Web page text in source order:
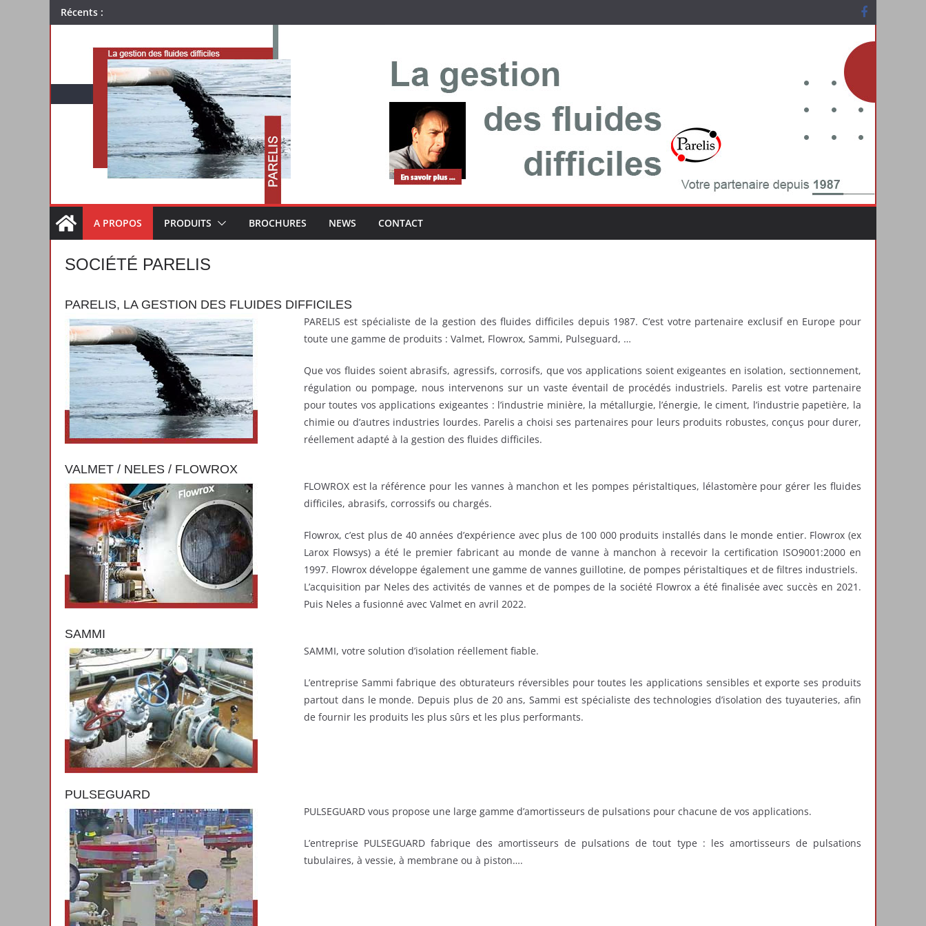
Passer
au
Récents :
A PROPOS PRODUITS BROCHURES NEWS CONTACT
SOCIÉTÉ PARELIS
PARELIS, LA GESTION DES FLUIDES DIFFICILES
PARELIS est spécialiste de la gestion des fluides difficiles depuis 1987. C’est votre partenaire exclusif en Europe pour
toute une gamme de produits : Valmet, Flowrox, Sammi, Pulseguard, …
Que vos fluides soient abrasifs, agressifs, corrosifs, que vos applications soient exigeantes en isolation, sectionnement,
régulation ou pompage, nous intervenons sur un vaste éventail de procédés industriels. Parelis est votre partenaire
pour toutes vos applications exigeantes : l’industrie minière, la métallurgie, l’énergie, le ciment, l’industrie papetière, la
chimie ou d’autres industries lourdes. Parelis a choisi ses partenaires pour leurs produits robustes, conçus pour durer,
réellement adapté à la gestion des fluides difficiles.
VALMET / NELES / FLOWROX
FLOWROX est la référence pour les vannes à manchon et les pompes péristaltiques, lélastomère pour gérer les fluides
difficiles, abrasifs, corrossifs ou chargés.
Flowrox, c’est plus de 40 années d’expérience avec plus de 100 000 produits installés dans le monde entier. Flowrox (ex
Larox Flowsys) a été le premier fabricant au monde de vanne à manchon à recevoir la certification ISO9001:2000 en
1997. Flowrox développe également une gamme de vannes guillotine, de pompes péristaltiques et de filtres industriels.
L’acquisition par Neles des activités de vannes et de pompes de la société Flowrox a été finalisée avec succès en 2021.
Puis Neles a fusionné avec Valmet en avril 2022.
SAMMI
SAMMI, votre solution d’isolation réellement fiable.
L’entreprise Sammi fabrique des obturateurs réversibles pour toutes les applications sensibles et exporte ses produits
partout dans le monde. Depuis plus de 20 ans, Sammi est spécialiste des technologies d’isolation des tuyauteries, afin
de fournir les produits les plus sûrs et les plus performants.
PULSEGUARD
PULSEGUARD vous propose une large gamme d’amortisseurs de pulsations pour chacune de vos applications.
L’entreprise PULSEGUARD fabrique des amortisseurs de pulsations de tout type : les amortisseurs de pulsations
tubulaires, à vessie, à membrane ou à piston….